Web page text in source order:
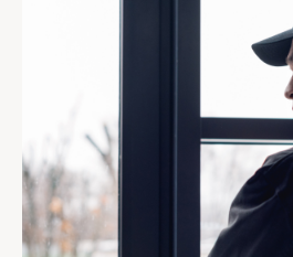
Berufliche
Mitglied werden
Aktuell